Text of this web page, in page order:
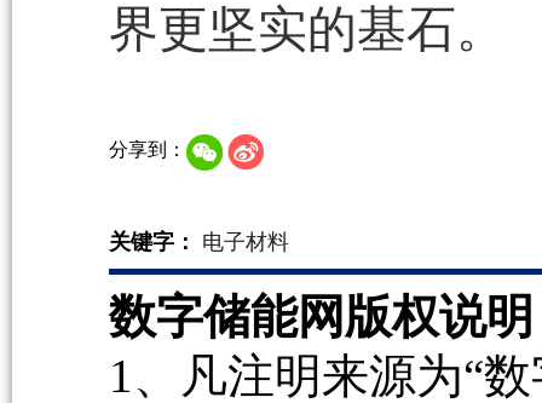
界更坚实的基石。
分享到：
关键字： 电子材料
数字储能网版权说
1、凡注明来源为“